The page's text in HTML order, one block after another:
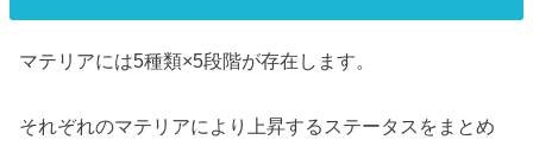
マテリアには5種類×5段階が存在します。
それぞれのマテリアにより上昇するステータスをまとめ